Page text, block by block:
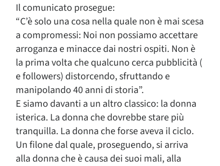
Il comunicato prosegue:
“C’è solo una cosa nella quale non è mai scesa
a compromessi: Noi non possiamo accettare
arroganza e minacce dai nostri ospiti. Non è
la prima volta che qualcuno cerca pubblicità (
e followers) distorcendo, sfruttando e
manipolando 40 anni di storia”.
E siamo davanti a un altro classico: la donna
isterica. La donna che dovrebbe stare più
tranquilla. La donna che forse aveva il ciclo.
Un filone dal quale, proseguendo, si arriva
alla donna che è causa dei suoi mali, alla